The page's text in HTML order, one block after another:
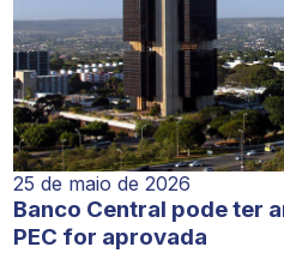
25 de maio de 2026
Banco Central pode ter
PEC for aprovada